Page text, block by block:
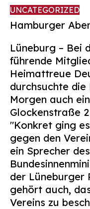
Über Uns
Infos &
Archiv
Kontakt
Suchen
nach:
UNCATEGORIZED
Hamburger
Lüneburg – Bei
führende
Heimattreue
durchsuchte
Morgen auch
Glockenstraße
"Konkret ging
gegen den
ein Sprecher des
der Lüneburger
gehört auch,
Vereins zu